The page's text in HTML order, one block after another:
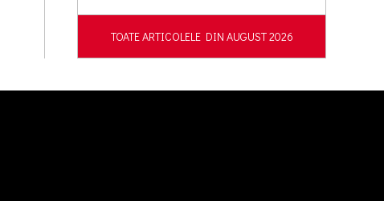
TOATE ARTICOLELE DIN AUGUST 2026